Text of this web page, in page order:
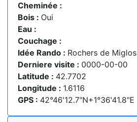
Cheminée :
Bois : Oui
Eau :
Couchage :
Idée Rando : Rochers de Miglos
Derniere visite : 0000-00-00
Latitude : 42.7702
Longitude : 1.6116
GPS : 42°46'12.7"N+1°36'41.8"E